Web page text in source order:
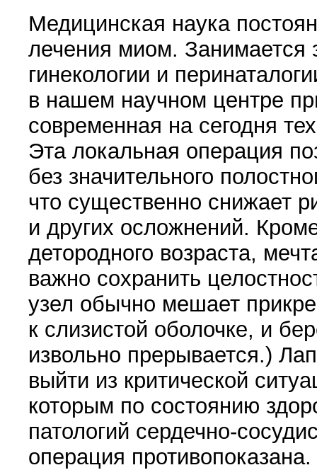
Медицинская наука
лечения миом.
гинекологии и
в нашем научном цен­тре
современная на сегодня
Эта локальная операция
без значительного
что существенно сни­жает
и других осложнений.
детородного возраста,
важно со­хранить
узел обычно мешает
к слизистой оболочке, и
извольно прерывается.)
выйти из критической
которым по состоянию
патологий сердечно-
операция противопо­казана.